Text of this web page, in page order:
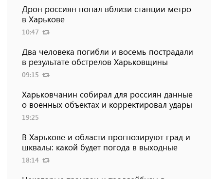
Дрон россиян попал вблизи станции метро
в Харькове
10:47
Два человека погибли и восемь пострадали
в результате обстрелов Харьковщины
09:15
Харьковчанин собирал для россиян данные
о военных объектах и ​​корректировал удары
19:25
В Харькове и области прогнозируют град и
шквалы: какой будет погода в выходные
18:14